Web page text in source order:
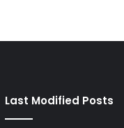
Last Modified Posts